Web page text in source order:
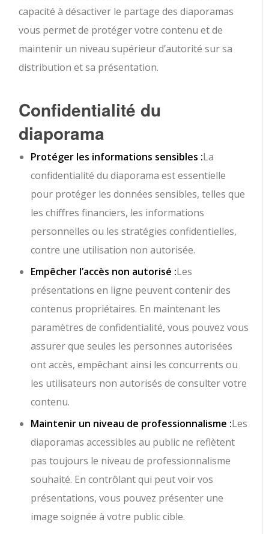
capacité à désactiver le partage des diaporamas
vous permet de protéger votre contenu et de
maintenir un niveau supérieur d’autorité sur sa
distribution et sa présentation.
Confidentialité du
diaporama
Protéger les informations sensibles :La
confidentialité du diaporama est essentielle
pour protéger les données sensibles, telles que
les chiffres financiers, les informations
personnelles ou les stratégies confidentielles,
contre une utilisation non autorisée.
Empêcher l’accès non autorisé :Les
présentations en ligne peuvent contenir des
contenus propriétaires. En maintenant les
paramètres de confidentialité, vous pouvez vous
assurer que seules les personnes autorisées
ont accès, empêchant ainsi les concurrents ou
les utilisateurs non autorisés de consulter votre
contenu.
Maintenir un niveau de professionnalisme :Les
diaporamas accessibles au public ne reflètent
pas toujours le niveau de professionnalisme
souhaité. En contrôlant qui peut voir vos
présentations, vous pouvez présenter une
image soignée à votre public cible.